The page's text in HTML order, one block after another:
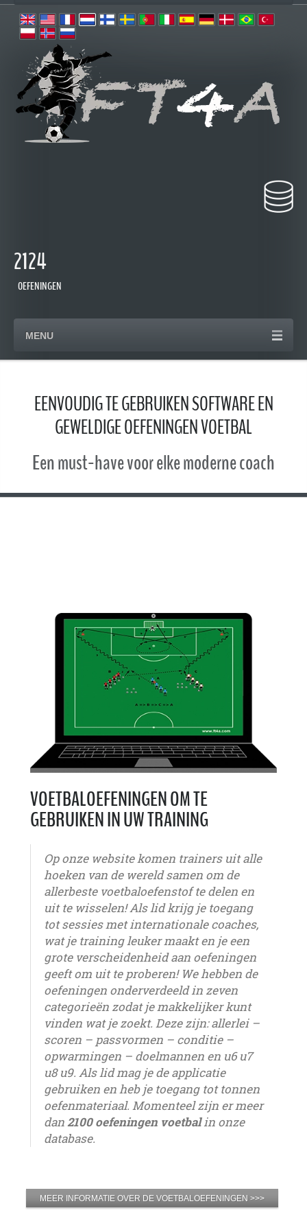
2124
OEFENINGEN
MENU
EENVOUDIG TE GEBRUIKEN SOFTWARE EN
GEWELDIGE OEFENINGEN VOETBAL
Een must-have voor elke moderne coach
VOETBALOEFENINGEN OM TE
GEBRUIKEN IN UW TRAINING
Op onze website komen trainers uit alle
hoeken van de wereld samen om de
allerbeste voetbaloefenstof te delen en
uit te wisselen! Als lid krijg je toegang
tot sessies met internationale coaches,
wat je training leuker maakt en je een
grote verscheidenheid aan oefeningen
geeft om uit te proberen! We hebben de
oefeningen onderverdeeld in zeven
categorieën zodat je makkelijker kunt
vinden wat je zoekt. Deze zijn: allerlei –
scoren – passvormen – conditie –
opwarmingen – doelmannen en u6 u7
u8 u9. Als lid mag je de applicatie
gebruiken en heb je toegang tot tonnen
oefenmateriaal. Momenteel zijn er meer
dan2100 oefeningen voetbalin onze
database.
MEER INFORMATIE OVER DE VOETBALOEFENINGEN >>>